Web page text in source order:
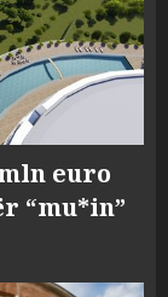
euro
“mu*in”